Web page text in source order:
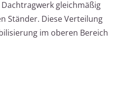
gleichmäßig
Ständer. Diese Verteilung
im oberen Bereich